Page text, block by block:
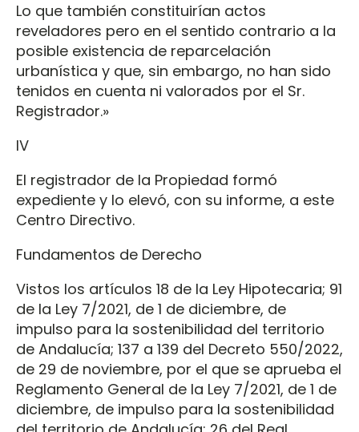
Lo que también constituirían actos
reveladores pero en el sentido contrario a la
posible existencia de reparcelación
urbanística y que, sin embargo, no han sido
tenidos en cuenta ni valorados por el Sr.
Registrador.»
IV
El registrador de la Propiedad formó
expediente y lo elevó, con su informe, a este
Centro Directivo.
Fundamentos de Derecho
Vistos los artículos 18 de la Ley Hipotecaria; 91
de la Ley 7/2021, de 1 de diciembre, de
impulso para la sostenibilidad del territorio
de Andalucía; 137 a 139 del Decreto 550/2022,
de 29 de noviembre, por el que se aprueba el
Reglamento General de la Ley 7/2021, de 1 de
diciembre, de impulso para la sostenibilidad